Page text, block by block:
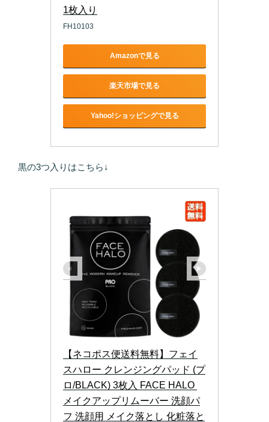
1枚入り
FH10103
Amazonで見る
楽天市場で見る
Yahoo!ショッピングで見る
黒の3つ入りはこちら↓
【ネコポス便送料無料】フェイ
スハロー クレンジングパッド (プ
ロ/BLACK) 3枚入 FACE HALO
メイクアップリムーバー 洗顔パ
フ 洗顔用 メイク落とし 化粧落と